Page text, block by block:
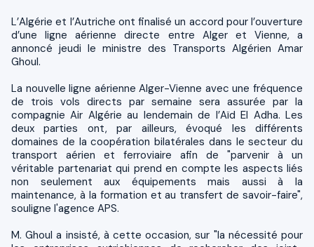
L’Algérie et l’Autriche ont finalisé un accord pour l’ouverture
d’une ligne aérienne directe entre Alger et Vienne, a
annoncé jeudi le ministre des Transports Algérien Amar
Ghoul.
La nouvelle ligne aérienne Alger-Vienne avec une fréquence
de trois vols directs par semaine sera assurée par la
compagnie Air Algérie au lendemain de l’Aïd El Adha. Les
deux parties ont, par ailleurs, évoqué les différents
domaines de la coopération bilatérales dans le secteur du
transport aérien et ferroviaire afin de "parvenir à un
véritable partenariat qui prend en compte les aspects liés
non seulement aux équipements mais aussi à la
maintenance, à la formation et au transfert de savoir-faire",
souligne l'agence APS.
M. Ghoul a insisté, à cette occasion, sur "la nécessité pour